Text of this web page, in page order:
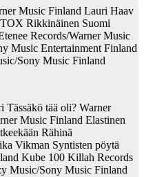
Music Finland Lauri Haav
Rikkinäinen Suomi
Records/Warner Music
Music Entertainment Finland
Sony Music Finland
tää oli? Warner
Music Finland Elastinen
Rähinä
Vikman Syntisten pöytä
Kube 100 Killah Records
Music/Sony Music Finland